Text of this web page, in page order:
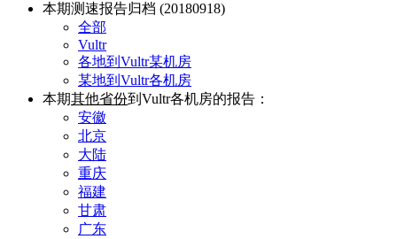
本期测速报告归档 (20180918)
全部
Vultr
各地到Vultr某机房
某地到Vultr各机房
本期其他省份到Vultr各机房的报告：
安徽
北京
大陆
重庆
福建
甘肃
广东